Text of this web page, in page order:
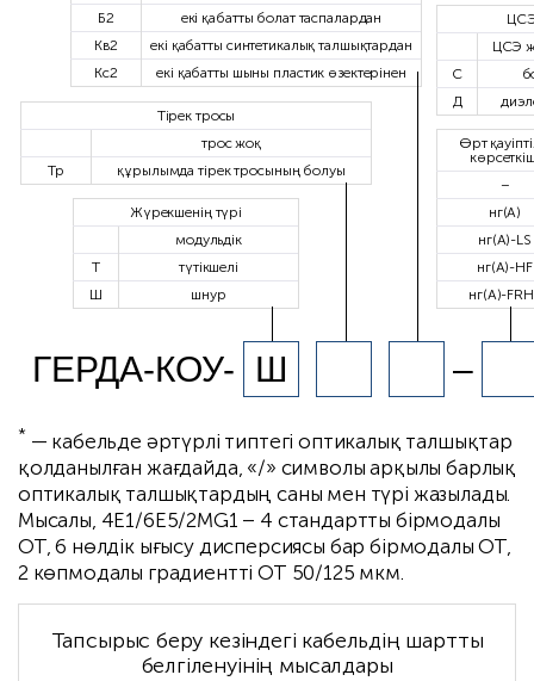
Жүрекшенің түрі
модульдік
Т
түтікшелі
Ш
шнур
Тірек тросы
трос жоқ
Тр
құрылымда тірек тросының болуы
Б2
екі қабатты болат таспалардан
Кв2
екі қабатты синтетикалық талшықтардан
Кс2
екі қабатты шыны пластик өзектерінен
Өрт
–
нг(А)
нг(А)-LS
нг(А)-HF
нг(А)-
ЦСЭ
С
Д
ГЕРДА-КОУ- Ш –
* — кабельде әртүрлі типтегі оптикалық талшықтар
қолданылған жағдайда, «/» символы арқылы барлық
оптикалық талшықтардың саны мен түрі жазылады.
Мысалы, 4E1/6E5/2MG1 – 4 стандартты бірмодалы
ОТ, 6 нөлдік ығысу дисперсиясы бар бірмодалы ОТ,
2 көпмодалы градиентті ОТ 50/125 мкм.
Тапсырыс беру кезіндегі кабельдің шартты
белгіленуінің мысалдары